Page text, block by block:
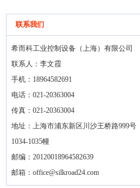
联系我们
希而科工业控制设备（上海）有限公司
联系人：李文霞
手机：18964582691
电话：021-20363004
传真：021-20363004
地址：上海市浦东新区川沙王桥路999号
1034-1035幢
邮编：20120018964582639
邮箱： office@silkroad24.com